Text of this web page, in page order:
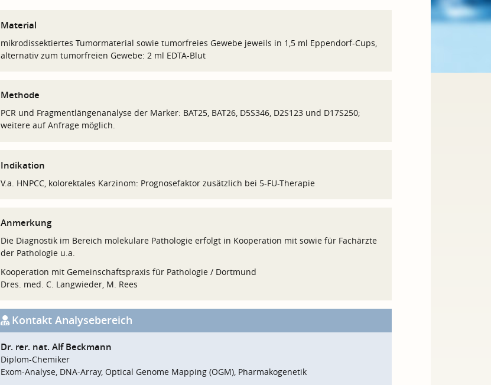
Material
mikrodissektiertes Tumormaterial sowie tumorfreies Gewebe jeweils in 1,5 ml Eppendorf-Cups,
alternativ zum tumorfreien Gewebe: 2 ml EDTA-Blut
Methode
PCR und Fragmentlängenanalyse der Marker: BAT25, BAT26, D5S346, D2S123 und D17S250;
weitere auf Anfrage möglich.
Indikation
V.a. HNPCC, kolorektales Karzinom: Prognosefaktor zusätzlich bei 5-FU-Therapie
Anmerkung
Die Diagnostik im Bereich molekulare Pathologie erfolgt in Kooperation mit sowie für Fachärzte
der Pathologie u.a.
Kooperation mit Gemeinschaftspraxis für Pathologie / Dortmund
Dres. med. C. Langwieder, M. Rees
Kontakt Analysebereich
Dr. rer. nat. Alf Beckmann
Diplom-Chemiker
Exom-Analyse, DNA-Array, Optical Genome Mapping (OGM), Pharmakogenetik